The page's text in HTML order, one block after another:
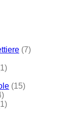
(7)
(15)